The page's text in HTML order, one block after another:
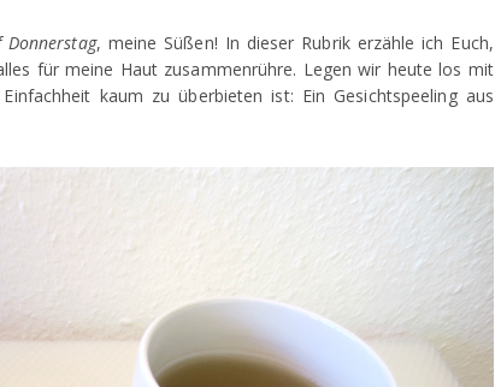
Donnerstag, meine Süßen! In dieser Rubrik erzähle ich Euch,
für meine Haut zusammenrühre. Legen wir heute los mit
kaum zu überbieten ist: Ein Gesichtspeeling aus